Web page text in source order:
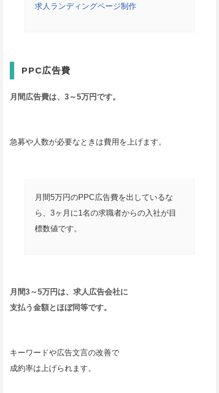
求人ランディングページ制作
PPC広告費
月間広告費は、3～5万円です。
急募や人数が必要なときは費用を上げます。
月間5万円のPPC広告費を出しているな
ら、3ヶ月に1名の求職者からの入社が目
標数値です。
月間3～5万円は、求人広告会社に
支払う金額とほぼ同等です。
キーワードや広告文言の改善で
成約率は上げられます。